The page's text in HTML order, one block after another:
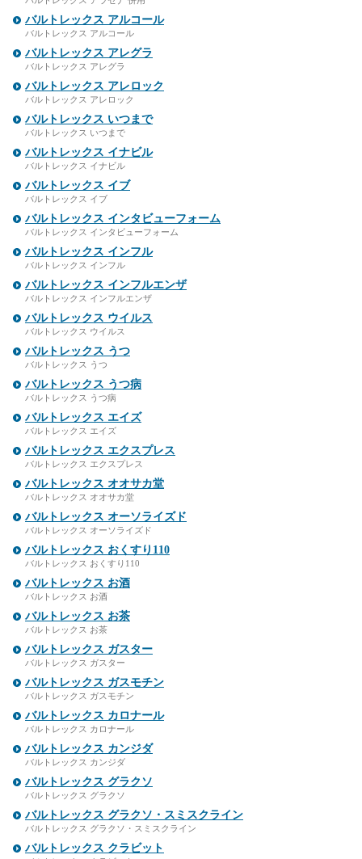
バルトレックス アルコール
バルトレックス アルコール
バルトレックス アレグラ
バルトレックス アレグラ
バルトレックス アレロック
バルトレックス アレロック
バルトレックス いつまで
バルトレックス いつまで
バルトレックス イナビル
バルトレックス イナビル
バルトレックス イブ
バルトレックス イブ
バルトレックス インタビューフォーム
バルトレックス インタビューフォーム
バルトレックス インフル
バルトレックス インフル
バルトレックス インフルエンザ
バルトレックス インフルエンザ
バルトレックス ウイルス
バルトレックス ウイルス
バルトレックス うつ
バルトレックス うつ
バルトレックス うつ病
バルトレックス うつ病
バルトレックス エイズ
バルトレックス エイズ
バルトレックス エクスプレス
バルトレックス エクスプレス
バルトレックス オオサカ堂
バルトレックス オオサカ堂
バルトレックス オーソライズド
バルトレックス オーソライズド
バルトレックス おくすり110
バルトレックス おくすり110
バルトレックス お酒
バルトレックス お酒
バルトレックス お茶
バルトレックス お茶
バルトレックス ガスター
バルトレックス ガスター
バルトレックス ガスモチン
バルトレックス ガスモチン
バルトレックス カロナール
バルトレックス カロナール
バルトレックス カンジダ
バルトレックス カンジダ
バルトレックス グラクソ
バルトレックス グラクソ
バルトレックス グラクソ・スミスクライン
バルトレックス グラクソ・スミスクライン
バルトレックス クラビット